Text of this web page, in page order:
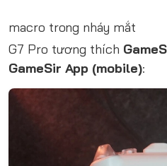
macro trong nháy mắt
G7 Pro tương thích
GameSir App (mobile):